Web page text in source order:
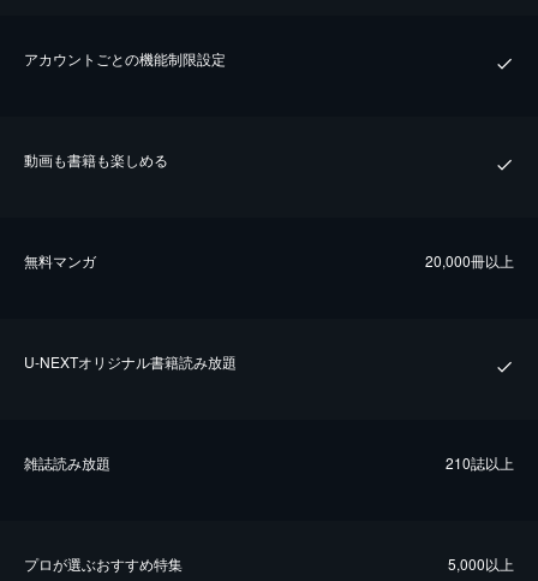
アカウントごとの機能制限設定
動画も書籍も楽しめる
無料マンガ 20,000冊以上
U-NEXTオリジナル書籍読み放題
雑誌読み放題 210誌以上
プロが選ぶおすすめ特集 5,000以上